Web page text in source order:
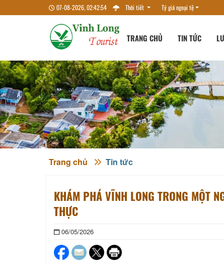
07-08-2026, 02:42:56 Thời tiết Tỷ giá ngoại tệ
TRANG CHỦ TIN TỨC
Trang chủ Tin tức
KHÁM PHÁ VĨNH LONG TRONG MỘT
THỰC
06/05/2026